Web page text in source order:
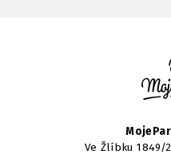
Ve Žlíbku 1849/